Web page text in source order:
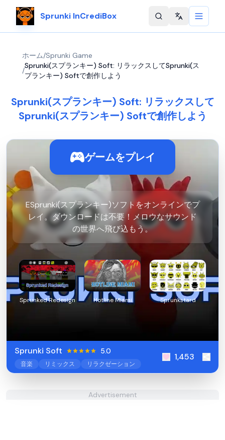
Sprunki InCrediBox Change
ホーム/Sprunki Game
/
Sprunki(スプランキー) Soft: リラックスしてSprunki(ス
プランキー) Softで創作しよう
Sprunki(スプランキー) Soft: リラックスして
Sprunki(スプランキー) Softで創作しよう
ゲームをプレイ
ESprunki(スプランキー)ソフトをオンラインでプ
レイ。ダウンロードは不要！メロウなサウンド
の世界へ飛び込もう。
Sprunked Redesign Hotline Miami Sprunkstard
Sprunki Soft 5.0
音楽 リミックス リラクゼーション
1,453
Advertisement